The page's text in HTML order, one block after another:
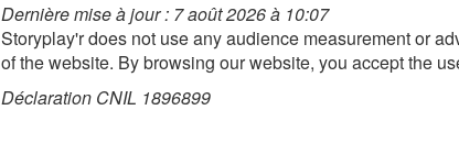
Dernière mise à jour : 7 août 2026 à 10:07
Storyplay'r does not use any audience measurement or
of the website. By browsing our website, you accept the
Déclaration CNIL 1896899